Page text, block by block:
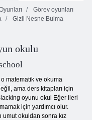
Görev oyunları
Gizli Nesne Bulma
okulu
matematik ve okuma
ama ders kitapları için
oyunu okul Eğer ileri
için yardımcı olur.
okuldan sonra kız